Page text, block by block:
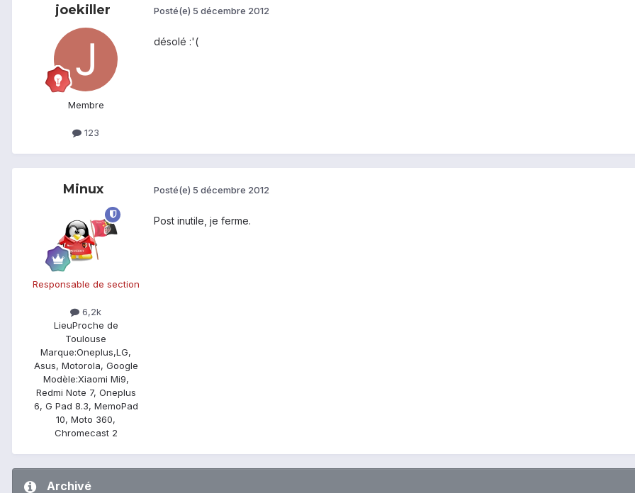
joekiller
Membre
123
Posté(e) 5 décembre 2012
désolé :'(
Minux
Responsable de section
6,2k
LieuProche de
Toulouse
Marque:Oneplus,LG,
Asus, Motorola, Google
Modèle:Xiaomi Mi9,
Redmi Note 7, Oneplus
6, G Pad 8.3, MemoPad
10, Moto 360,
Chromecast 2
Posté(e) 5 décembre 2012
Post inutile, je ferme.
Archivé